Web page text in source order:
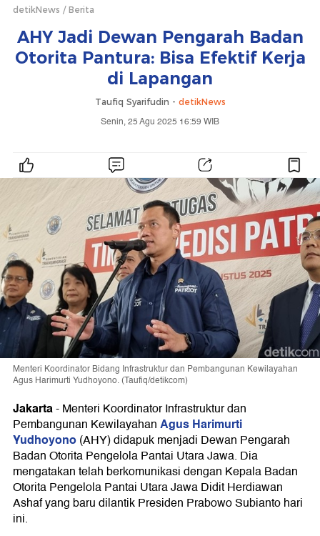
detikNews Berita
AHY Jadi Dewan Pengarah Badan
Otorita Pantura: Bisa Efektif Kerja
di Lapangan
Taufiq Syarifudin - detikNews
Senin, 25 Agu 2025 16:59 WIB
Menteri Koordinator Bidang Infrastruktur dan Pembangunan Kewilayahan
Agus Harimurti Yudhoyono. (Taufiq/detikcom)
Jakarta-Menteri Koordinator Infrastruktur dan
Pembangunan KewilayahanAgus Harimurti
Yudhoyono(AHY) didapuk menjadi Dewan Pengarah
Badan Otorita Pengelola Pantai Utara Jawa. Dia
mengatakan telah berkomunikasi dengan Kepala Badan
Otorita Pengelola Pantai Utara Jawa Didit Herdiawan
Ashaf yang baru dilantik Presiden Prabowo Subianto hari
ini.